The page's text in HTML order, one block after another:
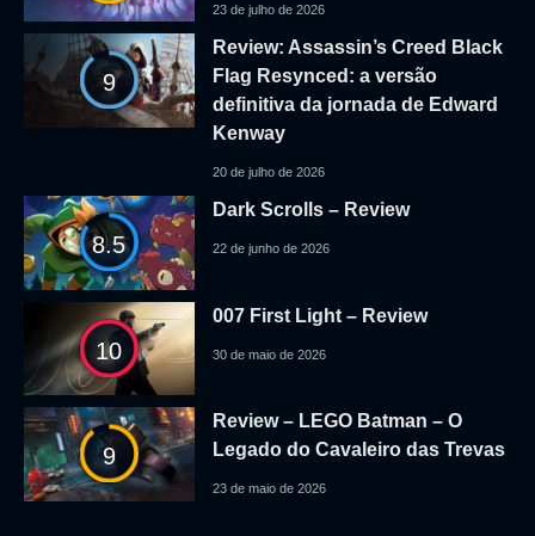
23 de julho de 2026
9
Review: Assassin’s Creed Black
Flag Resynced: a versão
definitiva da jornada de Edward
Kenway
20 de julho de 2026
8.5
Dark Scrolls – Review
22 de junho de 2026
10
007 First Light – Review
30 de maio de 2026
9
Review – LEGO Batman – O
Legado do Cavaleiro das Trevas
23 de maio de 2026